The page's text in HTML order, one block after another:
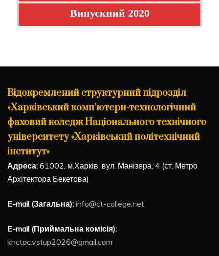
Випускний 2020
Відокремлений структурний підрозділ
«Харківський комп’ютерн-технологічний
фаховий коледж Національного технічного
університету «Харківський політехнічний
інститут»
Адреса: 61002, м.Харків, вул. Манізера, 4 (ст. Метро
Архітектора Бекетова)
E-mail (Загальна): info@ct-college.net
E-mail (Приймальна комісія):
khctpc.vstup2026@gmail.com